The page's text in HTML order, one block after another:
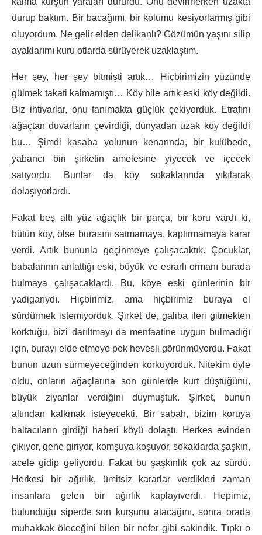
durup baktım. Bir bacağımı, bir kolumu kesiyorlarmış gibi
oluyordum. Ne gelir elden delikanlı? Gözümün yaşını silip
ayaklarımı kuru otlarda sürüyerek uzaklaştım.
Her şey, her şey bitmişti artık… Hiçbirimizin yüzünde
gülmek takati kalmamıştı… Köy bile artık eski köy değildi.
Biz ihtiyarlar, onu tanımakta güçlük çekiyorduk. Etrafını
ağaçtan duvarların çevirdiği, dünyadan uzak köy değildi
bu… Şimdi kasaba yolunun kenarında, bir kulübede,
yabancı biri şirketin amelesine yiyecek ve içecek
satıyordu. Bunlar da köy sokaklarında yıkılarak
dolaşıyorlardı.
Fakat beş altı yüz ağaçlık bir parça, bir koru vardı ki,
bütün köy, ölse burasını satmamaya, kaptırmamaya karar
verdi. Artık bununla geçinmeye çalışacaktık. Çocuklar,
babalarının anlattığı eski, büyük ve esrarlı ormanı burada
bulmaya çalışacaklardı. Bu, köye eski günlerinin bir
yadigarıydı. Hiçbirimiz, ama hiçbirimiz buraya el
sürdürmek istemiyorduk. Şirket de, galiba ileri gitmekten
korktuğu, bizi darıltmayı da menfaatine uygun bulmadığı
için, burayı elde etmeye pek hevesli görünmüyordu. Fakat
bunun uzun sürmeyeceğinden korkuyorduk. Nitekim öyle
oldu, onların ağaçlarına son günlerde kurt düştüğünü,
büyük ziyanlar verdiğini duymuştuk. Şirket, bunun
altından kalkmak isteyecekti. Bir sabah, bizim koruya
baltacıların girdiği haberi köyü dolaştı. Herkes evinden
çıkıyor, gene giriyor, komşuya koşuyor, sokaklarda şaşkın,
acele gidip geliyordu. Fakat bu şaşkınlık çok az sürdü.
Herkesi bir ağırlık, ümitsiz kararlar verdikleri zaman
insanlara gelen bir ağırlık kaplayıverdi. Hepimiz,
bulunduğu siperde son kurşunu atacağını, sonra orada
muhakkak öleceğini bilen bir nefer gibi sakindik. Tıpkı o